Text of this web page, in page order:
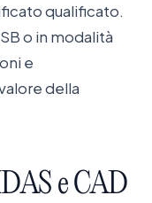
qualificato.
o in modalità
e
della
eCAD